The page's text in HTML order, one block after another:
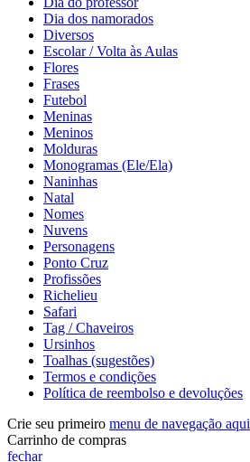
Dia dos namorados
Diversos
Escolar / Volta às Aulas
Flores
Frases
Futebol
Meninas
Meninos
Molduras
Monogramas (Ele/Ela)
Naninhas
Natal
Nomes
Nuvens
Personagens
Ponto Cruz
Profissões
Richelieu
Safari
Tag / Chaveiros
Ursinhos
Toalhas (sugestões)
Termos e condições
Política de reembolso e devoluções
Crie seu primeiro menu de navegação aqui
Carrinho de compras
fechar